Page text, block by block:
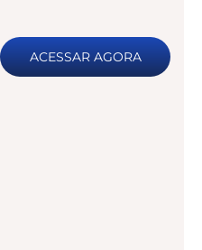
ACESSAR AGORA